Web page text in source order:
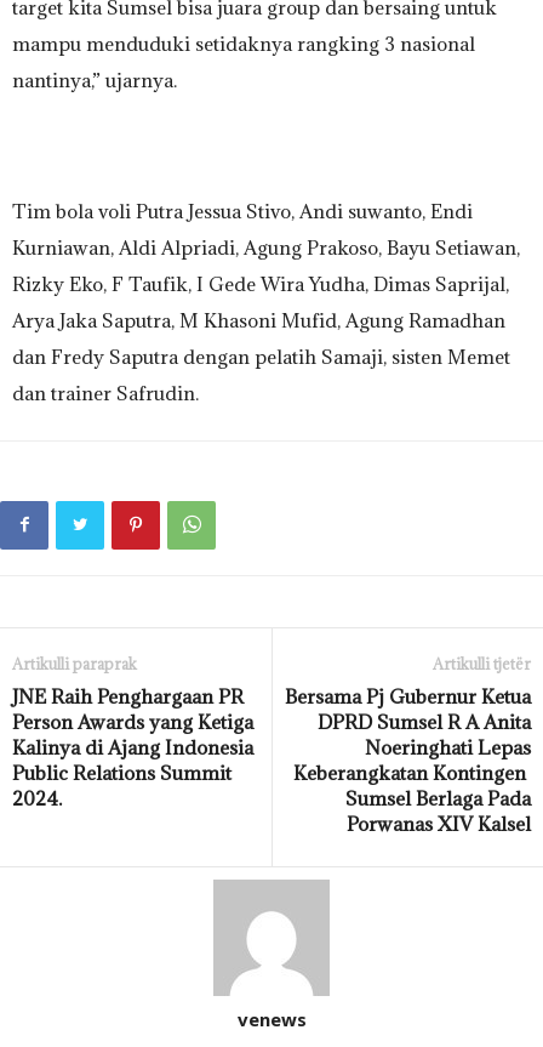
target kita Sumsel bisa juara group dan bersaing untuk
mampu menduduki setidaknya rangking 3 nasional
nantinya,” ujarnya.
Tim bola voli Putra Jessua Stivo, Andi suwanto, Endi
Kurniawan, Aldi Alpriadi, Agung Prakoso, Bayu Setiawan,
Rizky Eko, F Taufik, I Gede Wira Yudha, Dimas Saprijal,
Arya Jaka Saputra, M Khasoni Mufid, Agung Ramadhan
dan Fredy Saputra dengan pelatih Samaji, sisten Memet
dan trainer Safrudin.
Artikulli paraprak
JNE Raih Penghargaan PR
Person Awards yang Ketiga
Kalinya di Ajang Indonesia
Public Relations Summit
2024.
Artikulli tjetër
Bersama Pj Gubernur Ketua
DPRD Sumsel R A Anita
Noeringhati Lepas
Keberangkatan Kontingen
Sumsel Berlaga Pada
Porwanas XIV Kalsel
venews